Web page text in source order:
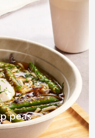
peas